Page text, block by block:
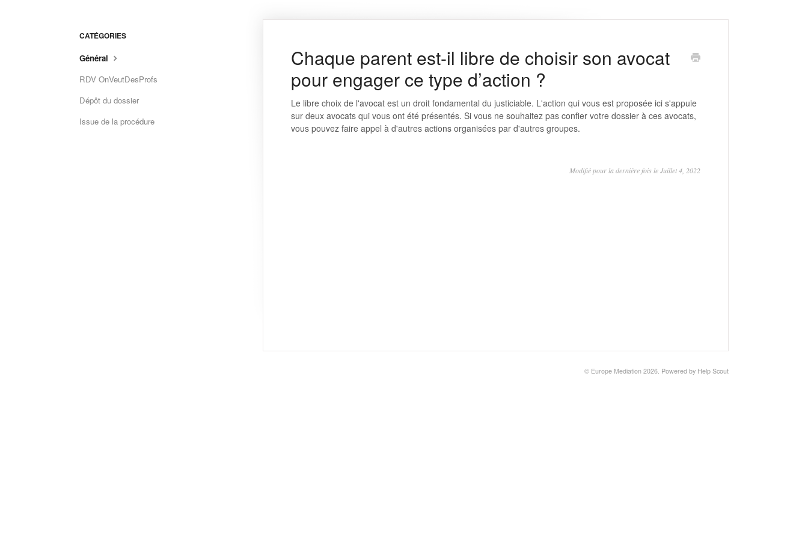
Chaque parent est-il libre de choisir son avocat
pour engager ce type d’action ?
Le libre choix de l'avocat est un droit fondamental du justiciable. L'action qui vous est proposée ici s'appuie
sur deux avocats qui vous ont été présentés. Si vous ne souhaitez pas confier votre dossier à ces avocats,
vous pouvez faire appel à d'autres actions organisées par d'autres groupes.
Modifié pour la dernière fois le Juillet 4, 2022
CATÉGORIES
Général
RDV OnVeutDesProfs
Dépôt du dossier
Issue de la procédure
© Europe Mediation 2026. Powered by Help Scout